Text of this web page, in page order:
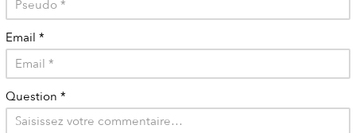
Email *
Question *